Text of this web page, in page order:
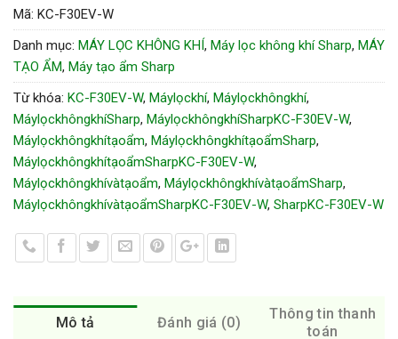
Mã: KC-F30EV-W
Danh mục: MÁY LỌC KHÔNG KHÍ, Máy lọc không khí Sharp, MÁY
TẠO ẨM, Máy tạo ẩm Sharp
Từ khóa: KC-F30EV-W, Máylọckhí, Máylọckhôngkhí,
MáylọckhôngkhíSharp, MáylọckhôngkhíSharpKC-F30EV-W,
Máylọckhôngkhítạoẩm, MáylọckhôngkhítạoẩmSharp,
MáylọckhôngkhítạoẩmSharpKC-F30EV-W,
Máylọckhôngkhívàtạoẩm, MáylọckhôngkhívàtạoẩmSharp,
MáylọckhôngkhívàtạoẩmSharpKC-F30EV-W, SharpKC-F30EV-W
Mô tả Đánh giá (0)
Thông tin thanh
toán